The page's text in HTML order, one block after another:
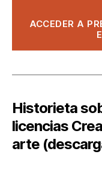
ACCEDER A
Historieta
licencias
arte